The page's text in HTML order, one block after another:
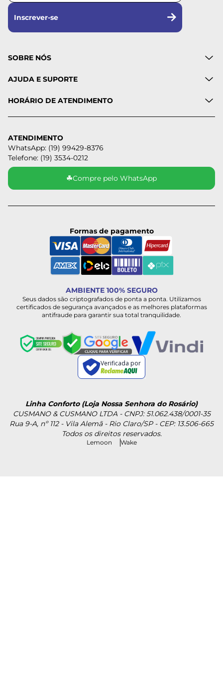
Inscrever-se
SOBRE NÓS
AJUDA E SUPORTE
HORÁRIO DE ATENDIMENTO
ATENDIMENTO
WhatsApp: (19) 99429-8376
Telefone: (19) 3534-0212
☘Compre pelo WhatsApp
Formas de pagamento
AMBIENTE 100% SEGURO
Seus dados são criptografados de ponta a ponta. Utilizamos
certificados de segurança avançados e as melhores plataformas
antifraude para garantir sua total tranquilidade.
Verificada por
Linha Conforto (Loja Nossa Senhora do Rosário)
CUSMANO & CUSMANO LTDA - CNPJ: 51.062.438/0001-35
Rua 9-A, nº 112 - Vila Alemã - Rio Claro/SP - CEP: 13.506-665
Todos os direitos reservados.
Lemoon Wake